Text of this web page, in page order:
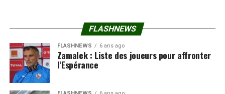
FLASHNEWS
FLASHNEWS 6 ans ago
Zamalek : Liste des joueurs pour affronter
l’Espérance